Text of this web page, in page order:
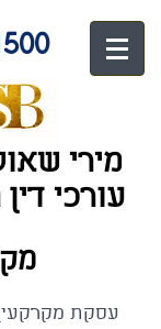
מירי
עורכי דין
עסקת
מקרקעין